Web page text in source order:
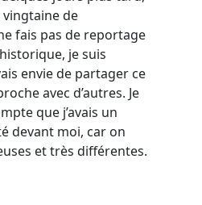
vingtaine de
fais pas de reportage
je suis
envie de partager ce
avec d’autres. Je
que j’avais un
devant moi, car on
et très différentes.